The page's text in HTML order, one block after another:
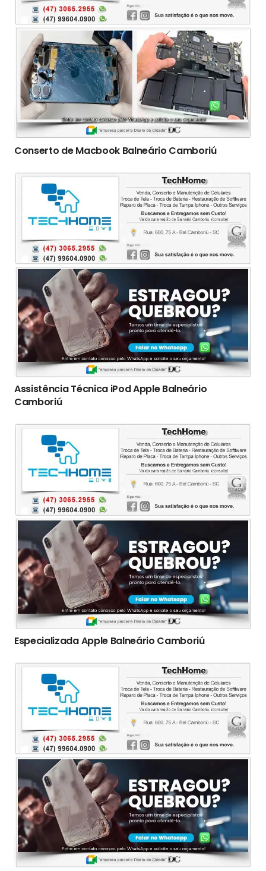
Conserto de Macbook Balneário Camboriú
Assistência Técnica iPod Apple Balneário
Camboriú
Especializada Apple Balneário Camboriú